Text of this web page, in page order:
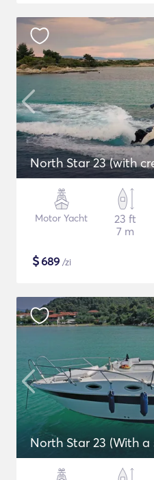
North Star 23 (with
Motor Yacht
23 ft
7 m
$689 /zi
North Star 23 (With